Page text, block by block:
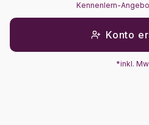
Kennenlern-
Konto
*inkl.